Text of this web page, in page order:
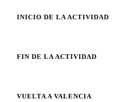
INICIO DE LA ACTIVIDAD
FIN DE LA ACTIVIDAD
VUELTA A VALENCIA